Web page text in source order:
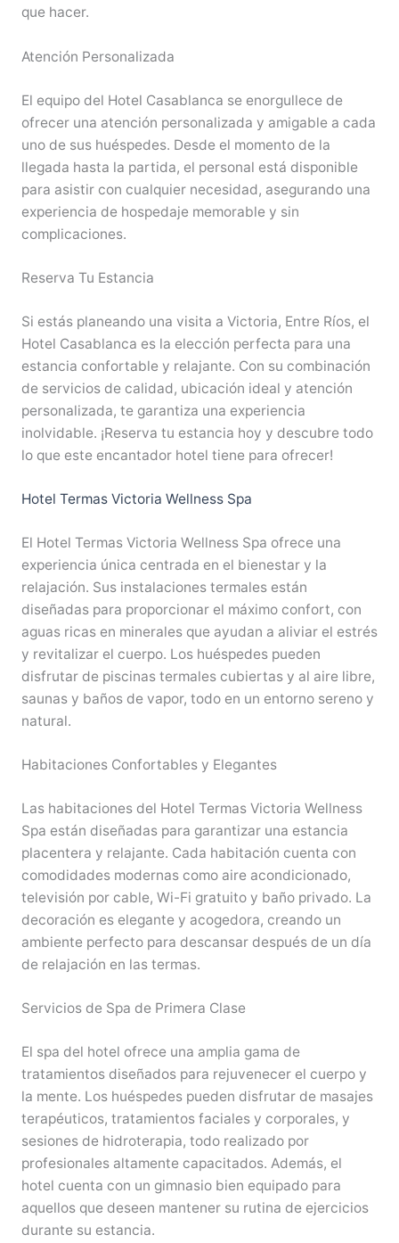
que hacer.
Atención Personalizada
El equipo del Hotel Casablanca se enorgullece de
ofrecer una atención personalizada y amigable a cada
uno de sus huéspedes. Desde el momento de la
llegada hasta la partida, el personal está disponible
para asistir con cualquier necesidad, asegurando una
experiencia de hospedaje memorable y sin
complicaciones.
Reserva Tu Estancia
Si estás planeando una visita a Victoria, Entre Ríos, el
Hotel Casablanca es la elección perfecta para una
estancia confortable y relajante. Con su combinación
de servicios de calidad, ubicación ideal y atención
personalizada, te garantiza una experiencia
inolvidable. ¡Reserva tu estancia hoy y descubre todo
lo que este encantador hotel tiene para ofrecer!
Hotel Termas Victoria Wellness Spa
El Hotel Termas Victoria Wellness Spa ofrece una
experiencia única centrada en el bienestar y la
relajación. Sus instalaciones termales están
diseñadas para proporcionar el máximo confort, con
aguas ricas en minerales que ayudan a aliviar el estrés
y revitalizar el cuerpo. Los huéspedes pueden
disfrutar de piscinas termales cubiertas y al aire libre,
saunas y baños de vapor, todo en un entorno sereno y
natural.
Habitaciones Confortables y Elegantes
Las habitaciones del Hotel Termas Victoria Wellness
Spa están diseñadas para garantizar una estancia
placentera y relajante. Cada habitación cuenta con
comodidades modernas como aire acondicionado,
televisión por cable, Wi-Fi gratuito y baño privado. La
decoración es elegante y acogedora, creando un
ambiente perfecto para descansar después de un día
de relajación en las termas.
Servicios de Spa de Primera Clase
El spa del hotel ofrece una amplia gama de
tratamientos diseñados para rejuvenecer el cuerpo y
la mente. Los huéspedes pueden disfrutar de masajes
terapéuticos, tratamientos faciales y corporales, y
sesiones de hidroterapia, todo realizado por
profesionales altamente capacitados. Además, el
hotel cuenta con un gimnasio bien equipado para
aquellos que deseen mantener su rutina de ejercicios
durante su estancia.